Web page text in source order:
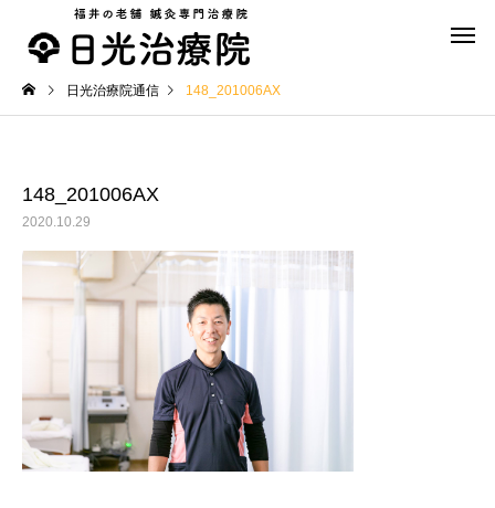
スポーツ鍼灸
おススメグッズ
ザコザーラ「ZacoZala」
【Slim(スリム）】
日光治療院通信 148_201006AX
148_201006AX
2020.10.29